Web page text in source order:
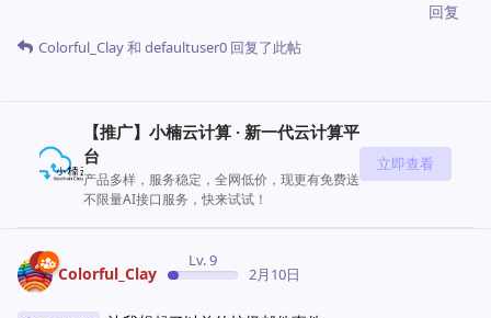
回复
Colorful_Clay和 defaultuser0 回复了此帖
【推广】小楠云计算 · 新一代云计算平
台
产品多样，服务稳定，全网低价，现更有免费送
不限量AI接口服务，快来试试！
立即查看
Colorful_Clay
Lv. 9
2月10日